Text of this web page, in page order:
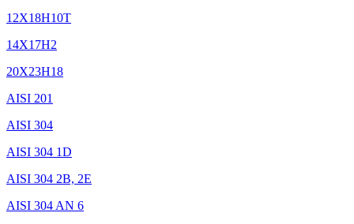
12Х18Н10Т
14Х17Н2
20Х23Н18
AISI 201
AISI 304
AISI 304 1D
AISI 304 2B, 2E
AISI 304 AN 6